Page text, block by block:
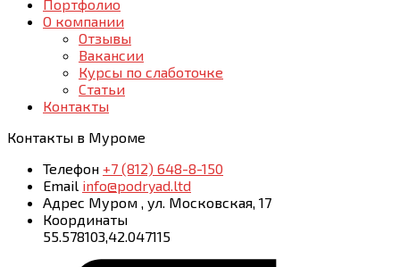
Портфолио
О компании
Отзывы
Вакансии
Курсы по слаботочке
Статьи
Контакты
Контакты в Муроме
Телефон +7 (812) 648-8-150
Email info@podryad.ltd
Адрес Муром , ул. Московская, 17
Координаты
55.578103,42.047115